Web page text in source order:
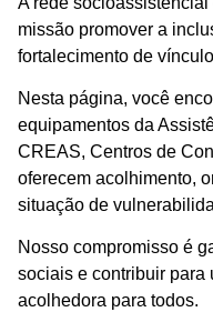
missão promover a
fortalecimento de
Nesta página, você
equipamentos da
CREAS, Centros de
oferecem acolhimento,
situação de
Nosso compromisso é
sociais e contribuir para
acolhedora para todos.